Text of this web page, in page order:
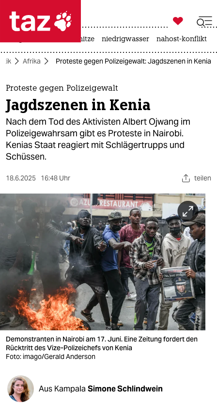
 taz zahl ich
taz zahl ich
themen
politik
öko
gesellschaft
kultur
sport
berlin
nord
wahrheit
verlag
verlag
veranstaltungen
shop
fragen & hilfe
unterstützen
abo

taz zahl ich
hitze niedrigwasser nahost-konflikt
Afrika Proteste gegen Polizeigewalt: Jagdszenen in Kenia
Proteste gegen Polizeigewalt
Jagdszenen in Kenia
Nach dem Tod des Aktivisten Albert Ojwang im
Polizeigewahrsam gibt es Proteste in Nairobi.
Kenias Staat reagiert mit Schlägertrupps und
Schüssen.
18.6.2025 16:48 Uhr teilen
Demonstranten in Nairobi am 17. Juni. Eine Zeitung fordert den
Rücktritt des Vize-Polizeichefs von Kenia
Foto: imago/Gerald Anderson
Aus Kampala Simone Schlindwein